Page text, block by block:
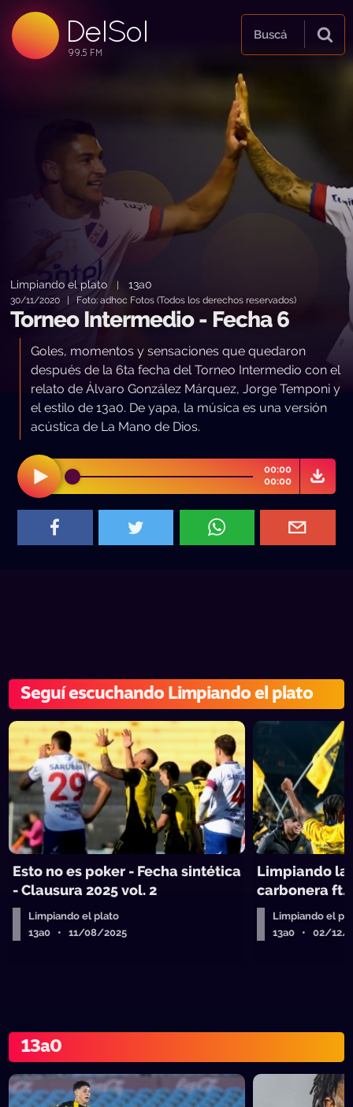
DelSol
99.5 FM
99.5 FM
99.5 FM
Buscá
Limpiando el plato |13a0
30/11/2020 | Foto: adhoc Fotos (Todos los derechos reservados)
Torneo Intermedio - Fecha 6
Goles, momentos y sensaciones que quedaron
después de la 6ta fecha del Torneo Intermedio con el
relato de Álvaro González Márquez, Jorge Temponi y
el estilo de 13a0. De yapa, la música es una versión
acústica de La Mano de Dios.
00:00
00:00
Seguí escuchando Limpiando el plato
Esto no es poker - Fecha sintética
- Clausura 2025 vol. 2
Limpiando el plato
13a0 • 11/08/2025
Limpiando la
carbonera ft.
Limpiando el
13a0 • 02/12/
13a0